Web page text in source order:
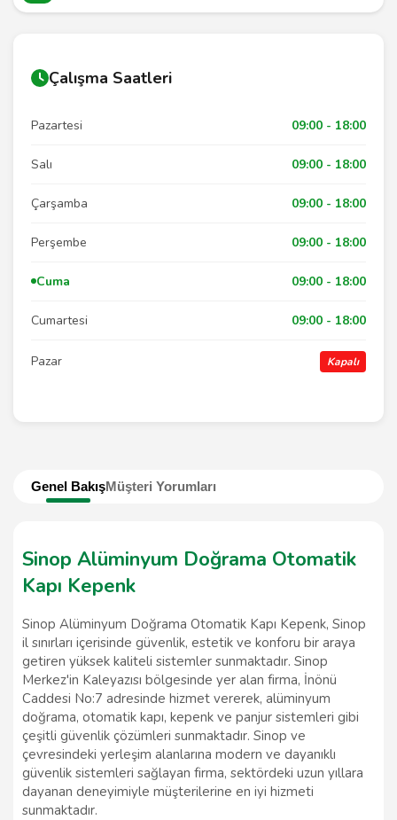
Genel BakışMüşteri Yorumları
Sinop Alüminyum Doğrama Otomatik
Kapı Kepenk
Sinop Alüminyum Doğrama Otomatik Kapı Kepenk, Sinop
il sınırları içerisinde güvenlik, estetik ve konforu bir araya
getiren yüksek kaliteli sistemler sunmaktadır. Sinop
Merkez'in Kaleyazısı bölgesinde yer alan firma, İnönü
Caddesi No:7 adresinde hizmet vererek, alüminyum
doğrama, otomatik kapı, kepenk ve panjur sistemleri gibi
çeşitli güvenlik çözümleri sunmaktadır. Sinop ve
çevresindeki yerleşim alanlarına modern ve dayanıklı
güvenlik sistemleri sağlayan firma, sektördeki uzun yıllara
dayanan deneyimiyle müşterilerine en iyi hizmeti
sunmaktadır.
Çalışma Saatleri
Pazartesi 09:00 - 18:00
Salı 09:00 - 18:00
Çarşamba 09:00 - 18:00
Perşembe 09:00 - 18:00
Cuma 09:00 - 18:00
Cumartesi 09:00 - 18:00
Pazar Kapalı